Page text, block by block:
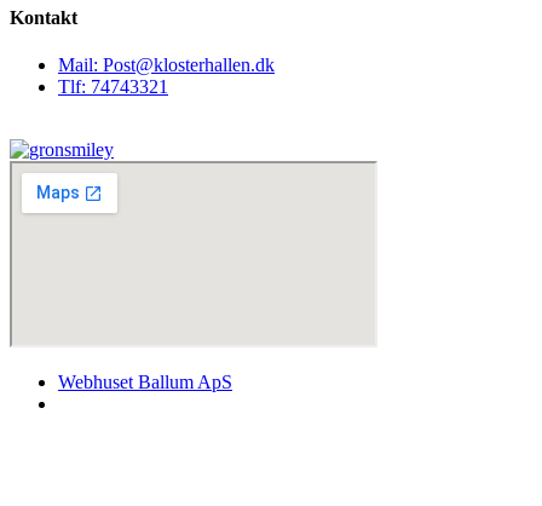
Kontakt
Mail: Post@klosterhallen.dk
Tlf: 74743321
Webhuset Ballum ApS